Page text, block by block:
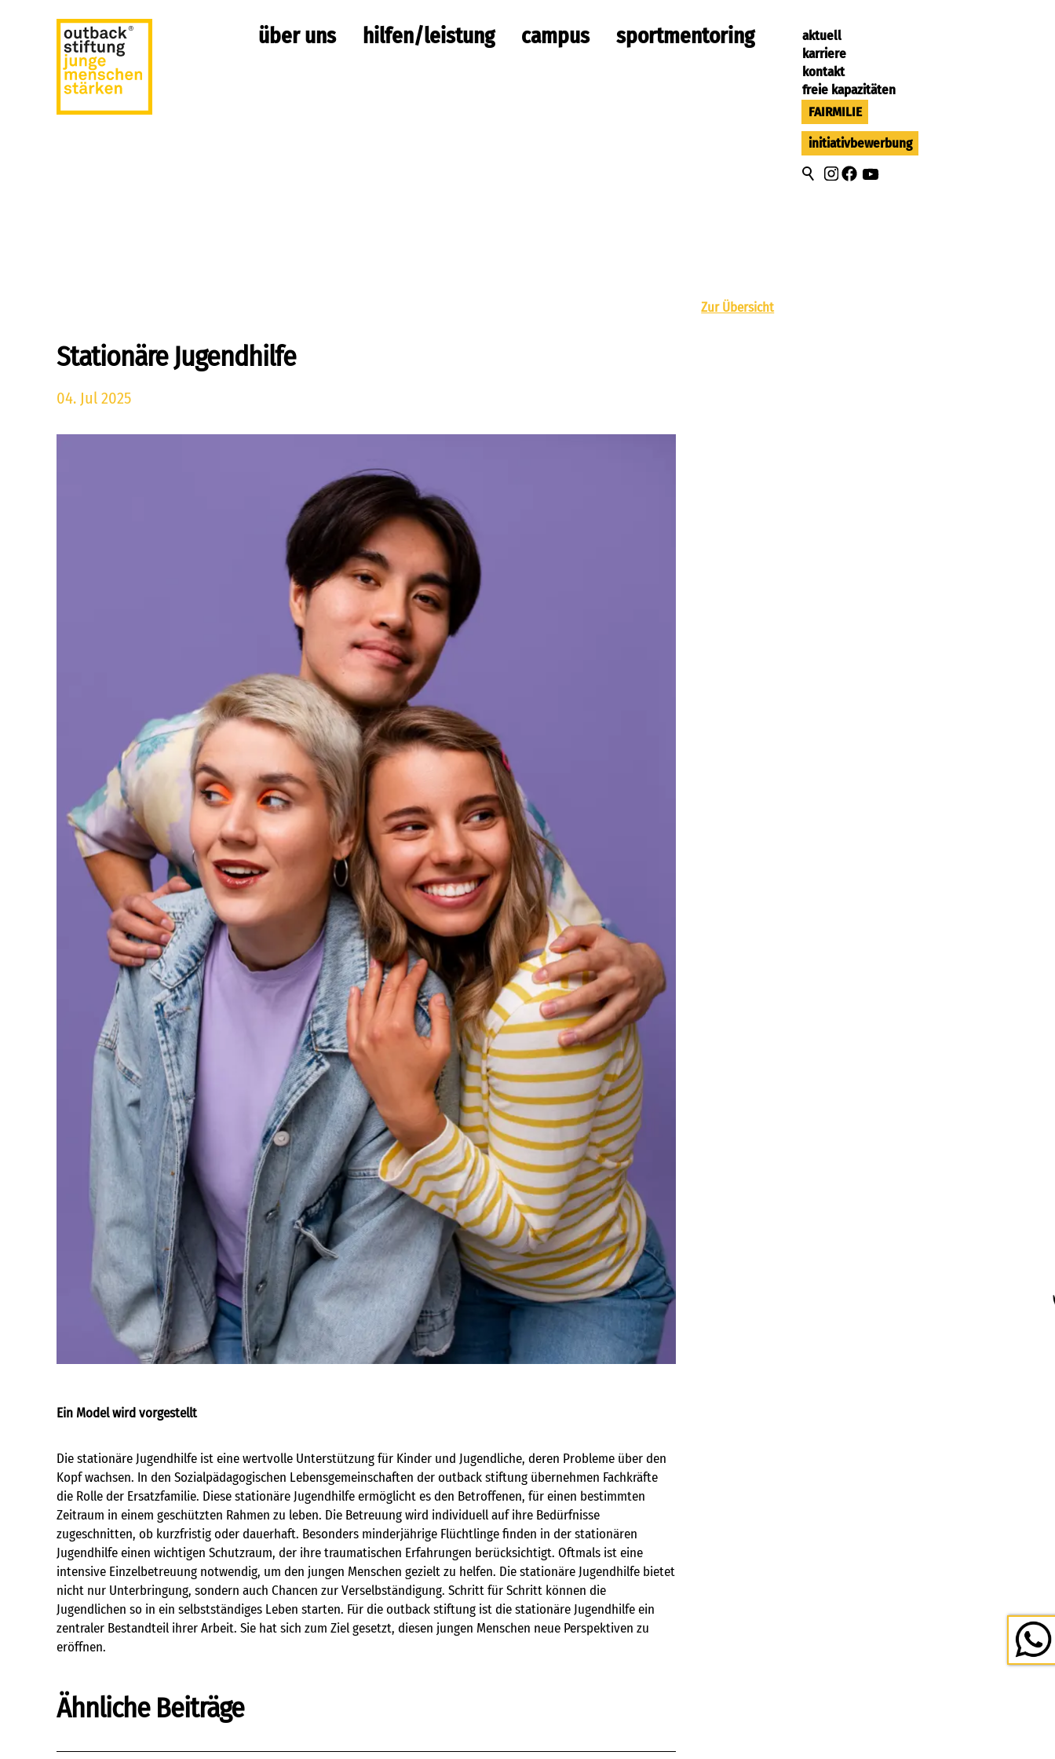
über uns hilfen/leistung campus sportmentoring
aktuell
karriere
kontakt
freie kapazitäten
FAIRMILIE
initiativbewerbung
Stationäre Jugendhilfe
04. Jul 2025
Ein Model wird vorgestellt
Die stationäre Jugendhilfe ist eine wertvolle Unterstützung für Kinder und Jugendliche, deren Probleme über den
Kopf wachsen. In den Sozialpädagogischen Lebensgemeinschaften der outback stiftung übernehmen Fachkräfte
die Rolle der Ersatzfamilie. Diese stationäre Jugendhilfe ermöglicht es den Betroffenen, für einen bestimmten
Zeitraum in einem geschützten Rahmen zu leben. Die Betreuung wird individuell auf ihre Bedürfnisse
zugeschnitten, ob kurzfristig oder dauerhaft. Besonders minderjährige Flüchtlinge finden in der stationären
Jugendhilfe einen wichtigen Schutzraum, der ihre traumatischen Erfahrungen berücksichtigt. Oftmals ist eine
intensive Einzelbetreuung notwendig, um den jungen Menschen gezielt zu helfen. Die stationäre Jugendhilfe bietet
nicht nur Unterbringung, sondern auch Chancen zur Verselbständigung. Schritt für Schritt können die
Jugendlichen so in ein selbstständiges Leben starten. Für die outback stiftung ist die stationäre Jugendhilfe ein
zentraler Bestandteil ihrer Arbeit. Sie hat sich zum Ziel gesetzt, diesen jungen Menschen neue Perspektiven zu
eröffnen.
Ähnliche Beiträge
Zur Übersicht